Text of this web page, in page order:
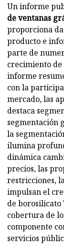
Un informe
de ventanas
proporciona
producto e
parte de
crecimiento
informe
con la
mercado, las
destaca
segmentación
la
ilumina
dinámica
precios, las
restricciones,
impulsan el
de borosilicato
cobertura de
componente
servicios